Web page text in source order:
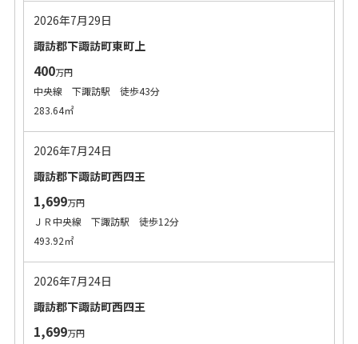
2026年7月29日
諏訪郡下諏訪町東町上
400万円
中央線 下諏訪駅 徒歩43分
283.64㎡
2026年7月24日
諏訪郡下諏訪町西四王
1,699万円
ＪＲ中央線 下諏訪駅 徒歩12分
493.92㎡
2026年7月24日
諏訪郡下諏訪町西四王
1,699万円